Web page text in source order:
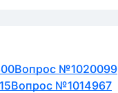
Вопрос №1020099
Вопрос №1014967